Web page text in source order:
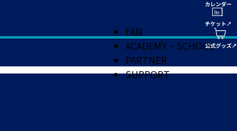
FAN
ACADEMY・SCHOOL
PARTNER
SUPPORT